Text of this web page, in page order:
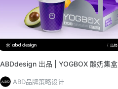
ABDdesign 出品 | YOGBOX 酸奶集盒
ABD品牌策略设计